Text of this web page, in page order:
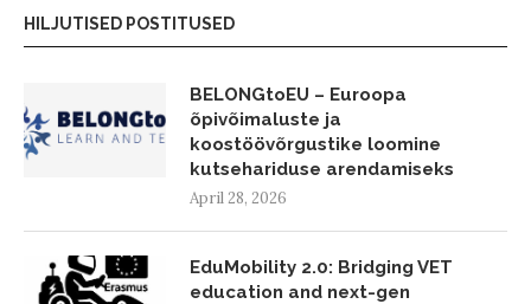
HILJUTISED POSTITUSED
BELONGtoEU – Euroopa
õpivõimaluste ja
koostöövõrgustike loomine
kutsehariduse arendamiseks
April 28, 2026
EduMobility 2.0: Bridging VET
education and next-gen